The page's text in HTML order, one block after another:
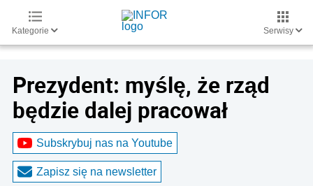
Kategorie Serwisy
Prezydent: myślę, że rząd
będzie dalej pracował
Subskrybuj nas na Youtube
Zapisz się na newsletter